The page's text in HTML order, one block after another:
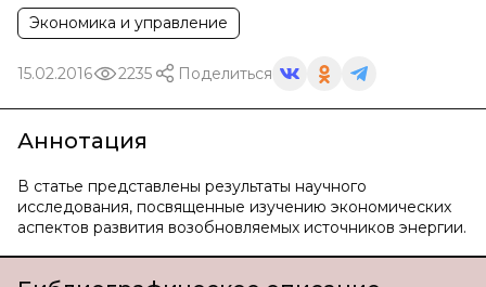
Экономика и управление
15.02.2016 2235 Поделиться
Аннотация
В статье представлены результаты научного
исследования, посвященные изучению экономических
аспектов развития возобновляемых источников энергии.